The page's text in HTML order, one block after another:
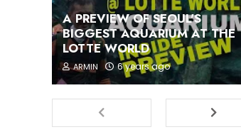
A PREVIEW OF SEOUL'S
BIGGEST AQUARIUM AT THE
LOTTE WORLD
ARMIN 6 years ago